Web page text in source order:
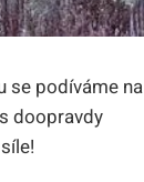
se podíváme na
doopravdy